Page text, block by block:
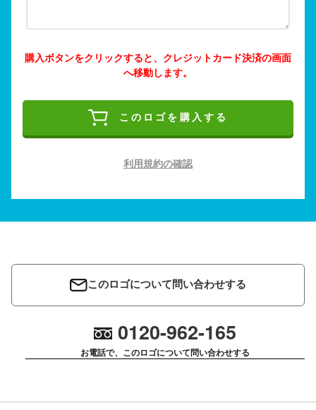
購入ボタンをクリックすると、クレジットカード決済の画面
へ移動します。
このロゴを購入する
利用規約の確認
このロゴについて問い合わせする
0120-962-165
お電話で、このロゴについて問い合わせする